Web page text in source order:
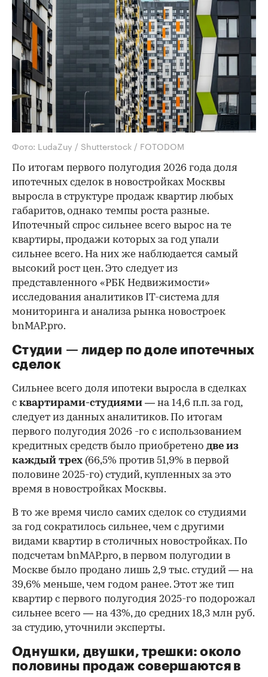
Фото: LudaZuy / Shutterstock / FOTODOM
По итогам первого полугодия 2026 года доля
ипотечных сделок в новостройках Москвы
выросла в структуре продаж квартир любых
габаритов, однако темпы роста разные.
Ипотечный спрос сильнее всего вырос на те
квартиры, продажи которых за год упали
сильнее всего. На них же наблюдается самый
высокий рост цен. Это следует из
представленного «РБК Недвижимости»
исследования аналитиков IT-система для
мониторинга и анализа рынка новостроек
bnMAP.pro.
Студии — лидер по доле ипотечных
сделок
Сильнее всего доля ипотеки выросла в сделках
с квартирами-студиями — на 14,6 п.п. за год,
следует из данных аналитиков. По итогам
первого полугодия 2026 -го с использованием
кредитных средств было приобретено две из
каждый трех (66,5% против 51,9% в первой
половине 2025-го) студий, купленных за это
время в новостройках Москвы.
00:00 / 00:00
В то же время число самих сделок со студиями
за год сократилось сильнее, чем с другими
видами квартир в столичных новостройках. По
подсчетам bnMAP.pro, в первом полугодии в
Москве было продано лишь 2,9 тыс. студий — на
39,6% меньше, чем годом ранее. Этот же тип
квартир с первого полугодия 2025-го подорожал
сильнее всего — на 43%, до средних 18,3 млн руб.
за студию, уточнили эксперты.
Однушки, двушки, трешки: около
половины продаж совершаются в